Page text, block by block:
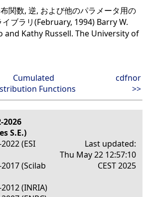
関数, 逆, および他のパラメータ用の
ブラリ(February, 1994) Barry W.
and Kathy Russell. The University of
Cumulated
Functions
cdfnor
>>
2026
S.E.)
(ESI
(Scilab
(INRIA)
Last updated:
Thu May 22 12:57:10
CEST 2025